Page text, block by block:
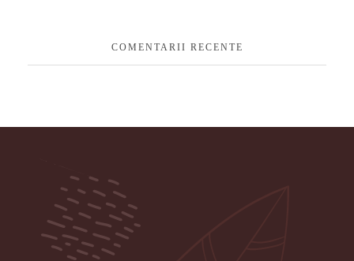
COMENTARII RECENTE
Psiholog Gabriela Presadă - Cabinet
individual de Psihologie și Psihoterapie